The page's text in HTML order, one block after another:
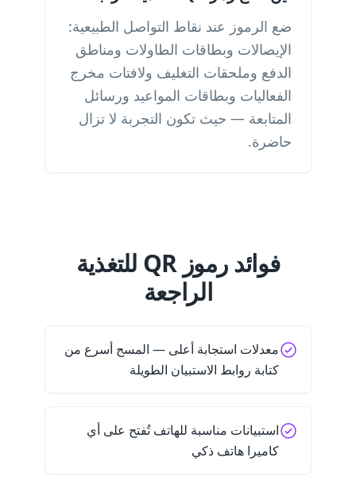
ضع الرموز عند نقاط التواصل الطبيعية:
الإيصالات وبطاقات الطاولات ومناطق
الدفع وملحقات التغليف ولافتات مخرج
الفعاليات وبطاقات المواعيد ورسائل
المتابعة — حيث تكون التجربة لا تزال
حاضرة.
فوائد رموز QR للتغذية
الراجعة
معدلات استجابة أعلى — المسح أسرع من
كتابة روابط الاستبيان الطويلة
استبيانات مناسبة للهاتف تُفتح على أي
كاميرا هاتف ذكي